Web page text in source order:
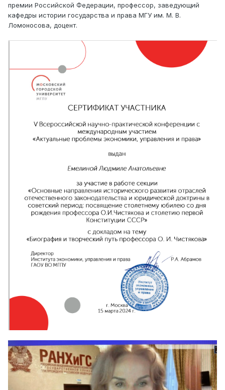
премии Российской Федерации, профессор, заведующий
кафедры истории государства и права МГУ им. М. В.
Ломоносова, доцент.